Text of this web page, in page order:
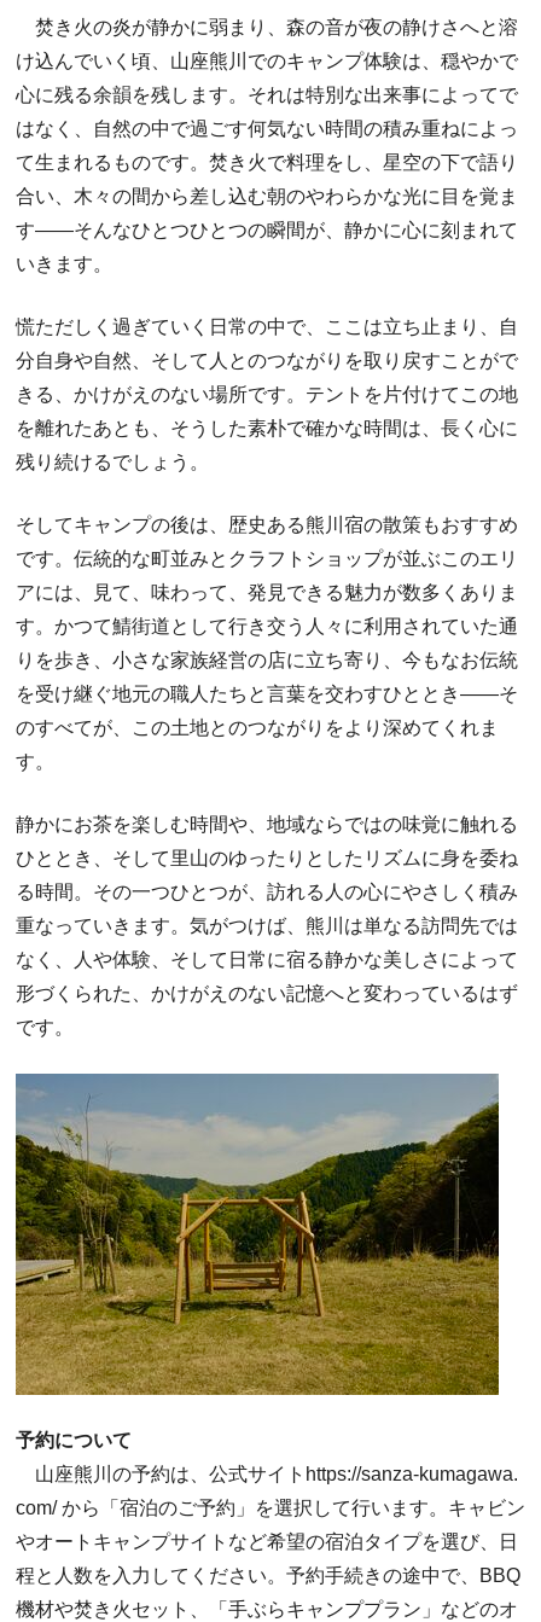
焚き火の炎が静かに弱まり、森の音が夜の静けさへと溶
け込んでいく頃、山座熊川でのキャンプ体験は、穏やかで
心に残る余韻を残します。それは特別な出来事によってで
はなく、自然の中で過ごす何気ない時間の積み重ねによっ
て生まれるものです。焚き火で料理をし、星空の下で語り
合い、木々の間から差し込む朝のやわらかな光に目を覚ま
す――そんなひとつひとつの瞬間が、静かに心に刻まれて
いきます。
慌ただしく過ぎていく日常の中で、ここは立ち止まり、自
分自身や自然、そして人とのつながりを取り戻すことがで
きる、かけがえのない場所です。テントを片付けてこの地
を離れたあとも、そうした素朴で確かな時間は、長く心に
残り続けるでしょう。
そしてキャンプの後は、歴史ある熊川宿の散策もおすすめ
です。伝統的な町並みとクラフトショップが並ぶこのエリ
アには、見て、味わって、発見できる魅力が数多くありま
す。かつて鯖街道として行き交う人々に利用されていた通
りを歩き、小さな家族経営の店に立ち寄り、今もなお伝統
を受け継ぐ地元の職人たちと言葉を交わすひととき――そ
のすべてが、この土地とのつながりをより深めてくれま
す。
静かにお茶を楽しむ時間や、地域ならではの味覚に触れる
ひととき、そして里山のゆったりとしたリズムに身を委ね
る時間。その一つひとつが、訪れる人の心にやさしく積み
重なっていきます。気がつけば、熊川は単なる訪問先では
なく、人や体験、そして日常に宿る静かな美しさによって
形づくられた、かけがえのない記憶へと変わっているはず
です。
予約について
山座熊川の予約は、公式サイト https://sanza-kumagawa.
com/から「宿泊のご予約」を選択して行います。キャビン
やオートキャンプサイトなど希望の宿泊タイプを選び、日
程と人数を入力してください。予約手続きの途中で、BBQ
機材や焚き火セット、「手ぶらキャンププラン」などのオ